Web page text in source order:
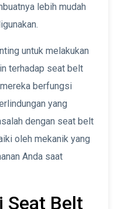
lebih mudah
untuk melakukan
terhadap seat belt
berfungsi
yang
dengan seat belt
oleh mekanik yang
Anda saat
Seat Belt